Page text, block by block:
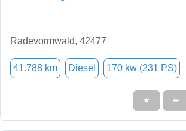
Radevormwald, 42477
41.788 km Diesel 170 kw (231 PS)
★ ➦